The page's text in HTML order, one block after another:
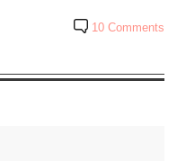
10 Comments